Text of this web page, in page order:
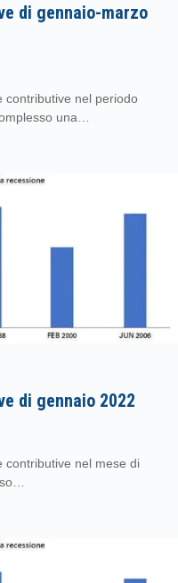
di gennaio-marzo
contributive nel periodo
una…
di gennaio 2022
contributive nel mese di